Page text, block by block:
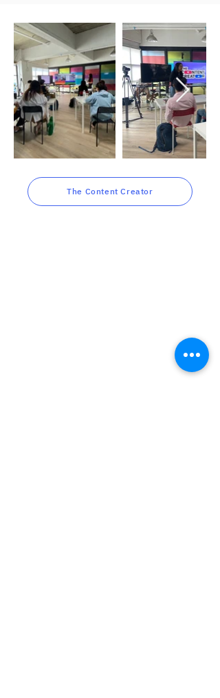
The Content Creator